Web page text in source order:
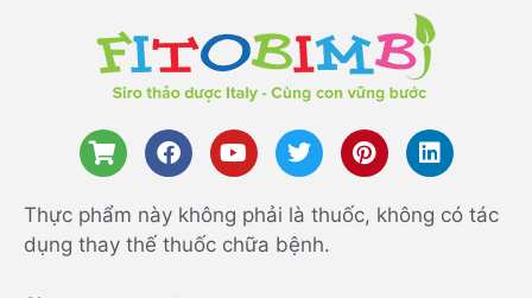
Thực phẩm này không phải là thuốc, không có tác
dụng thay thế thuốc chữa bệnh.